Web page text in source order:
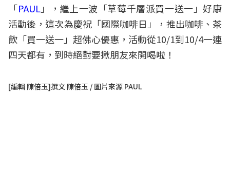
「PAUL」，繼上一波「草莓千層派買一送一」好康
活動後，這次為慶祝「國際咖啡日」，推出咖啡、茶
飲「買一送一」超佛心優惠，活動從10/1到10/4一連
四天都有，到時絕對要揪朋友來開喝啦！
[編輯 陳倍玉]撰文 陳倍玉 / 圖片來源 PAUL